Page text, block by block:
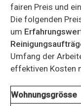
fairen Preis und
Die folgenden
um
Umfang der
effektiven Kosten
Wohnungsgrösse